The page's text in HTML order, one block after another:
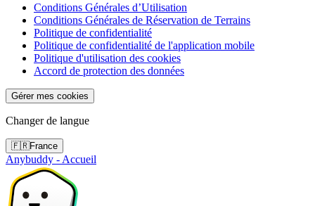
Conditions Générales d’Utilisation
Conditions Générales de Réservation de Terrains
Politique de confidentialité
Politique de confidentialité de l'application mobile
Politique d'utilisation des cookies
Accord de protection des données
Gérer mes cookies
Changer de langue
🇫🇷France
Anybuddy - Accueil